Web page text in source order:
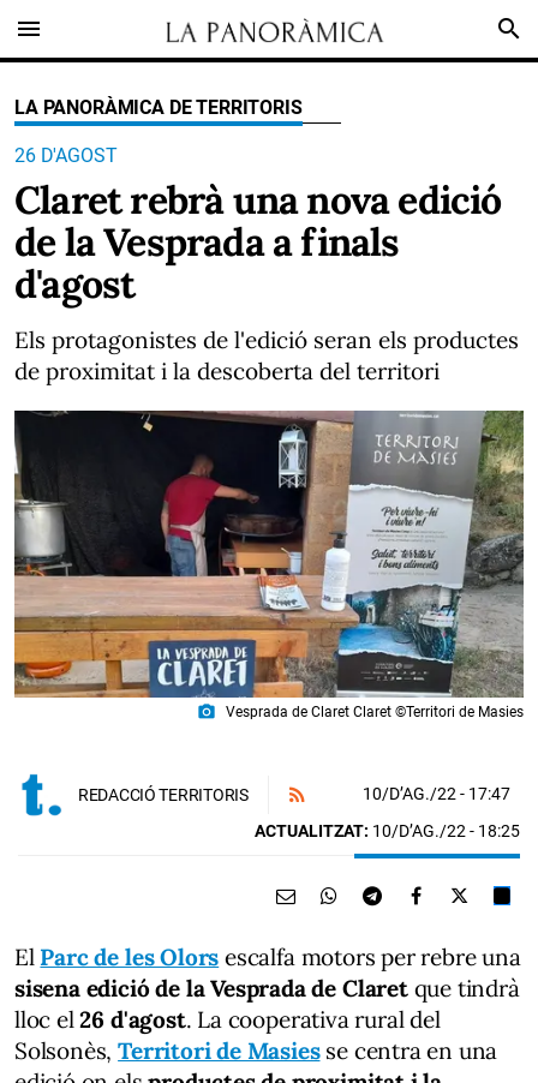
menu search
LA PANORÀMICA DE TERRITORIS
26 D'AGOST
Claret rebrà una nova edició
de la Vesprada a finals
d'agost
Els protagonistes de l'edició seran els productes
de proximitat i la descoberta del territori
photo_camera Vesprada de Claret Claret ©Territori de Masies
REDACCIÓ TERRITORIS 10/D’AG./22 - 17:47
ACTUALITZAT: 10/D’AG./22 - 18:25
El Parc de les Olors escalfa motors per rebre una
sisena edició de la Vesprada de Claretque tindrà
lloc el26 d'agost. La cooperativa rural del
Solsonès,Territori de Masiesse centra en una